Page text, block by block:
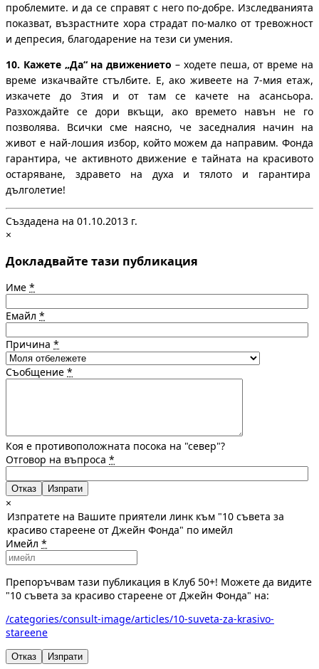
проблемите. и да се справят с него по-добре. Изследванията
показват, възрастните хора страдат по-малко от тревожност
и депресия, благодарение на тези си умения.
10. Кажете „Да“ на движението– ходете пеша, от време на
време изкачвайте стълбите. Е, ако живеете на 7-мия етаж,
изкачете до 3тия и от там се качете на асансьора.
Разхождайте се дори вкъщи, ако времето навън не го
позволява. Всички сме наясно, че заседналия начин на
живот е най-лошия избор, който можем да направим. Фонда
гарантира, че активното движение е тайната на красивото
остаряване, здравето на духа и тялото и гарантира
дълголетие!
Създадена на 01.10.2013 г.
×
Докладвайте тази публикация
Име *
Емайл *
Причина *
Съобщение *
Коя е противоположната посока на "север"?
Отговор на въпроса *
Отказ
×
Изпратете на Вашите приятели линк към "10 съвета за
красиво стареене от Джейн Фонда" по имейл
Имейл *
Препоръчвам тази публикация в Клуб 50+! Можете да видите
"10 съвета за красиво стареене от Джейн Фонда" на:
/categories/consult-image/articles/10-suveta-za-krasivo-
stareene
Отказ Изпрати